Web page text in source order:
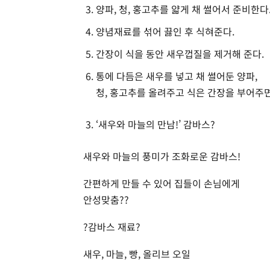
양파, 청, 홍고추를 얇게 채 썰어서 준비한
양념재료를 섞어 끓인 후 식혀준다.
간장이 식을 동안 새우껍질을 제거해 준다.
통에 다듬은 새우를 넣고 채 썰어둔 양파,
청, 홍고추를 올려주고 식은 간장을 부어주
‘새우와 마늘의 만남!’ 감바스?
새우와 마늘의 풍미가 조화로운 감바스!
간편하게 만들 수 있어 집들이 손님에게
안성맞춤??
?감바스 재료?
새우, 마늘, 빵, 올리브 오일